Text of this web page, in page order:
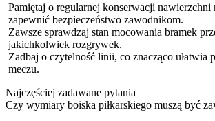
Pamiętaj o regularnej konserwacji nawierzchni
zapewnić bezpieczeństwo zawodnikom.
Zawsze sprawdzaj stan mocowania bramek
jakichkolwiek rozgrywek.
Zadbaj o czytelność linii, co znacząco ułatwia
meczu.
Najczęściej zadawane pytania
Czy wymiary boiska piłkarskiego muszą być